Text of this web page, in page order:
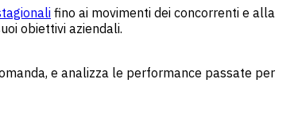
fino ai movimenti dei concorrenti e alla
obiettivi aziendali.
e analizza le performance passate per